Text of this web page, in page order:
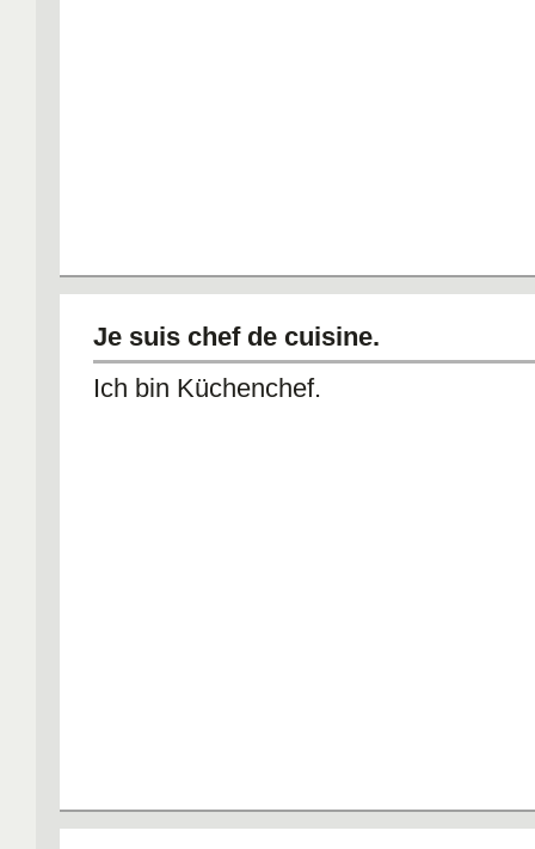
Je suis chef de cuisine.
Ich bin Küchenchef.